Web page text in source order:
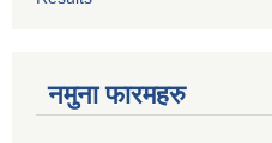
नमुना फारमहरु